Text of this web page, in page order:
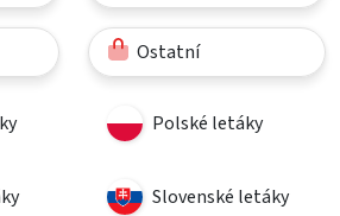
Ostatní
Polské letáky
Slovenské letáky